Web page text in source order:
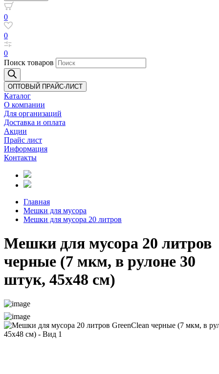
0
0
0
Поиск товаров
ОПТОВЫЙ ПРАЙС-ЛИСТ
Каталог
О компании
Для организаций
Доставка и оплата
Акции
Прайс лист
Информация
Контакты
Главная
Мешки для мусора
Мешки для мусора 20 литров
Мешки для мусора 20 литров
черные (7 мкм, в рулоне 30
штук, 45х48 см)